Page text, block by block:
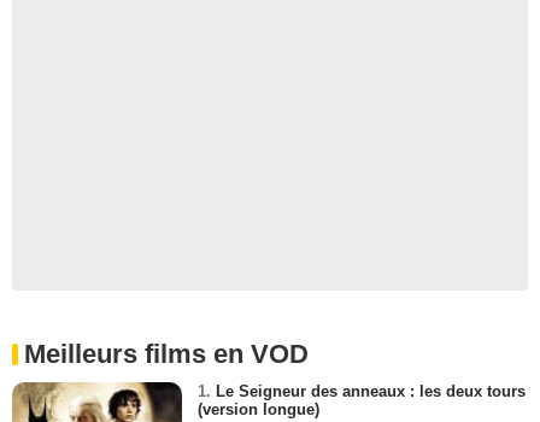
Meilleurs films en VOD
1. Le Seigneur des anneaux : les deux tours
(version longue)